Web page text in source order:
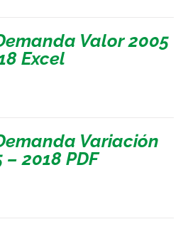
Valor 2005
Excel
Variación
– 2018 PDF